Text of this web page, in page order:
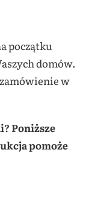
początku
domów.
w
Poniższe
pomoże